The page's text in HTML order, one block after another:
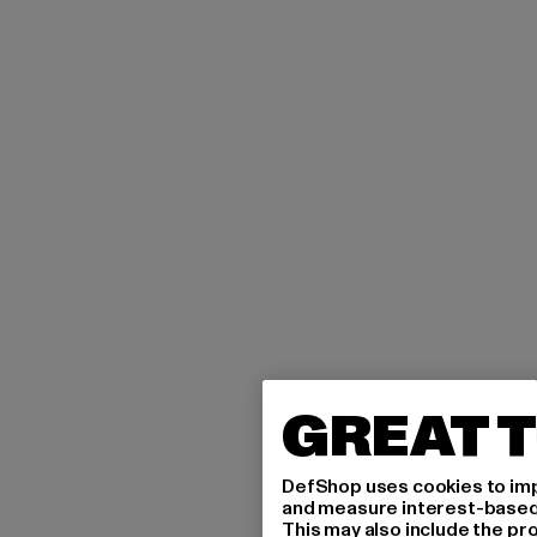
GREAT
DefShop uses cookies to
and measure interest-
This may also include the